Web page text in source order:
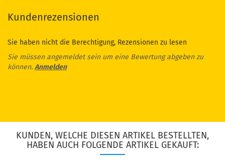
Kundenrezensionen
Sie haben nicht die Berechtigung, Rezensionen zu lesen
Sie müssen angemeldet sein um eine Bewertung abgeben zu
können. Anmelden
KUNDEN, WELCHE DIESEN ARTIKEL BESTELLTEN,
HABEN AUCH FOLGENDE ARTIKEL GEKAUFT: